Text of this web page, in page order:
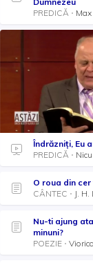
PREDICĂ
Îndrăzniți, Eu
PREDICĂ
O roua din cer
CÂNTEC
J.
Nu-ti ajung
minuni?
POEZIE